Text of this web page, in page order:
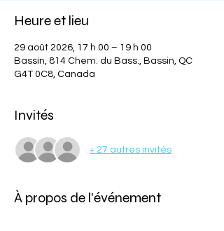
Heure et lieu
29 août 2026, 17 h 00 – 19 h 00
Bassin, 814 Chem. du Bass., Bassin, QC
G4T 0C8, Canada
Invités
+ 27 autres invités
À propos de l'événement